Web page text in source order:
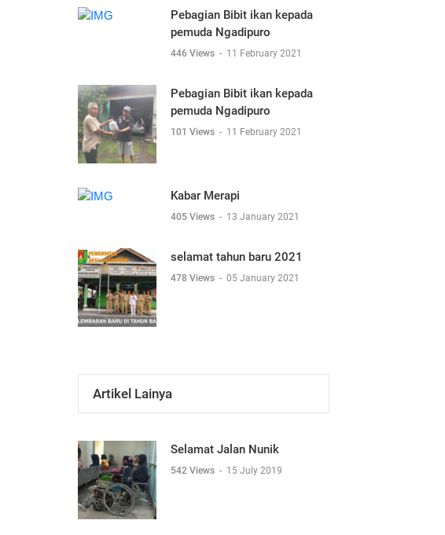
Pebagian Bibit ikan kepada
pemuda Ngadipuro
446 Views - 11 February 2021
Pebagian Bibit ikan kepada
pemuda Ngadipuro
101 Views - 11 February 2021
Kabar Merapi
405 Views - 13 January 2021
selamat tahun baru 2021
478 Views - 05 January 2021
Artikel Lainya
Selamat Jalan Nunik
542 Views - 15 July 2019